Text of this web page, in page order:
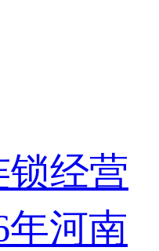
经营
年河南